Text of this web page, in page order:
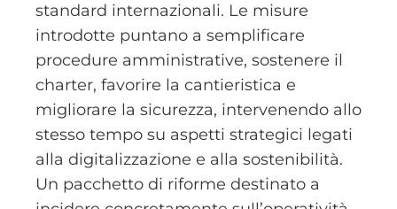
standard internazionali. Le misure
introdotte puntano a semplificare
procedure amministrative, sostenere il
charter, favorire la cantieristica e
migliorare la sicurezza, intervenendo allo
stesso tempo su aspetti strategici legati
alla digitalizzazione e alla sostenibilità.
Un pacchetto di riforme destinato a